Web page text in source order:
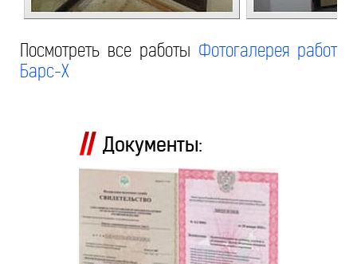
Посмотреть все работы Фотогалерея работ
Барс-Х
Документы: